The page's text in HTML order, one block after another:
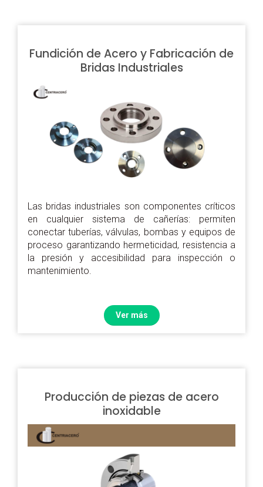
Fundición de Acero y Fabricación de
Bridas Industriales
Las bridas industriales son componentes críticos
en cualquier sistema de cañerías: permiten
conectar tuberías, válvulas, bombas y equipos de
proceso garantizando hermeticidad, resistencia a
la presión y accesibilidad para inspección o
mantenimiento.
Ver más
Producción de piezas de acero
inoxidable